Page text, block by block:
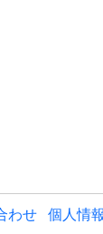
わせ 個人情